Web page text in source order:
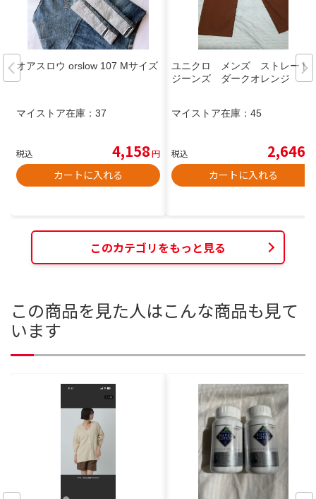
オアスロウ orslow 107 Mサイズ
マイストア在庫： 37
税込 4,158円
カートに入れる
ユニクロ メンズ ストレート
ジーンズ ダークオレンジ
マイストア在庫： 45
税込 2,646
カートに入れる
このカテゴリをもっと見る
この商品を見た人はこんな商品も見て
います